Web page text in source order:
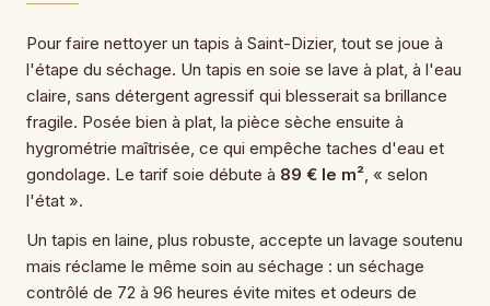
Pour faire nettoyer un tapis à Saint-Dizier, tout se joue à
l'étape du séchage. Un tapis en soie se lave à plat, à l'eau
claire, sans détergent agressif qui blesserait sa brillance
fragile. Posée bien à plat, la pièce sèche ensuite à
hygrométrie maîtrisée, ce qui empêche taches d'eau et
gondolage. Le tarif soie débute à 89 € le m² , « selon
l'état ».
Un tapis en laine, plus robuste, accepte un lavage soutenu
mais réclame le même soin au séchage : un séchage
contrôlé de 72 à 96 heures évite mites et odeurs de